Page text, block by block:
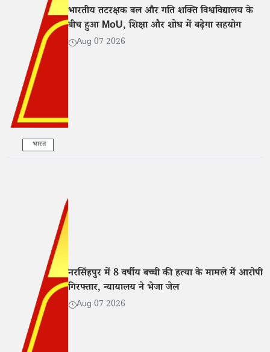
भारत
भारतीय तटरक्षक बल और गति शक्ति विश्वविद्यालय के
बीच हुआ MoU, शिक्षा और शोध में बढ़ेगा सहयोग
Aug 07 2026
नरसिंहपुर में 8 वर्षीय बच्ची की हत्या के मामले में आरोपी
गिरफ्तार, न्यायालय ने भेजा जेल
Aug 07 2026